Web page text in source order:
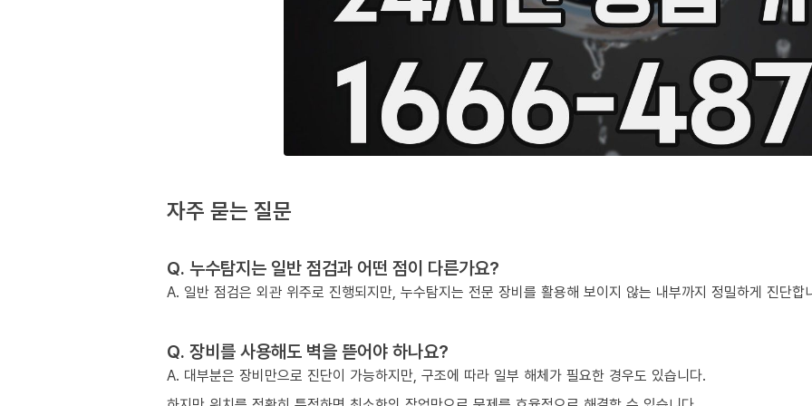
자주 묻는 질문
Q. 누수탐지는 일반 점검과 어떤 점이 다른가요?
A. 일반 점검은 외관 위주로 진행되지만, 누수탐지는 전문 장비를 활용해 보이지 않는 내부까지 정밀하게 진단합
Q. 장비를 사용해도 벽을 뜯어야 하나요?
A. 대부분은 장비만으로 진단이 가능하지만, 구조에 따라 일부 해체가 필요한 경우도 있습니다.